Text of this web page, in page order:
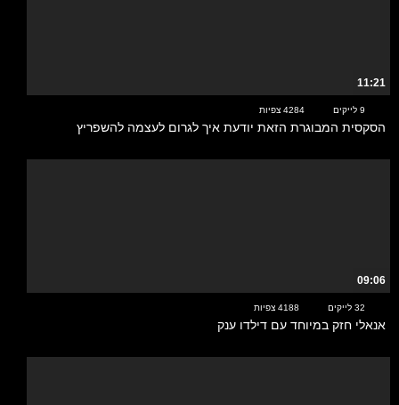
11:21
9 לייקים 4284 צפיות
הסקסית המבוגרת הזאת יודעת איך לגרום לעצמה להשפריץ
09:06
32 לייקים 4188 צפיות
אנאלי חזק במיוחד עם דילדו ענק